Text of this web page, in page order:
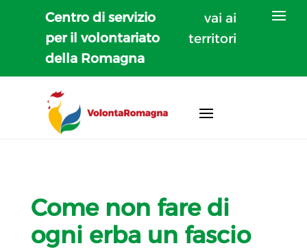
Centro di servizio
per il volontariato
della Romagna
vai ai
territori
Come non fare di
ogni erba un fascio